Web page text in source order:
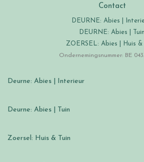
Contact
DEURNE: Abies |
DEURNE: Abies | Tuin
ZOERSEL: Abies | Huis &
Ondernemingsnummer: BE
Deurne: Abies | Interieur
Deurne: Abies | Tuin
Zoersel: Huis & Tuin